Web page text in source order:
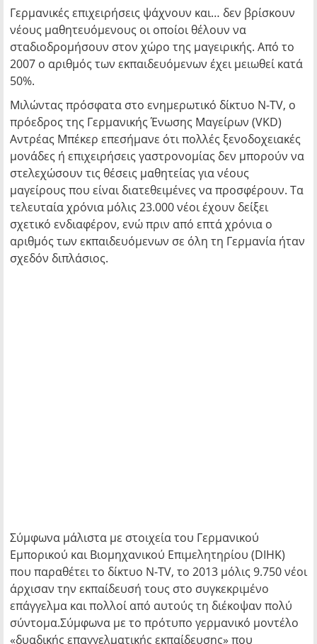
Γερμανικές επιχειρήσεις ψάχνουν και… δεν βρίσκουν
νέους μαθητευόμενους οι οποίοι θέλουν να
σταδιοδρομήσουν στoν χώρο της μαγειρικής. Από το
2007 ο αριθμός των εκπαιδευόμενων έχει μειωθεί κατά
50%.
Μιλώντας πρόσφατα στο ενημερωτικό δίκτυο N-TV, ο
πρόεδρος της Γερμανικής Ένωσης Μαγείρων (VKD)
Αντρέας Μπέκερ επεσήμανε ότι πολλές ξενοδοχειακές
μονάδες ή επιχειρήσεις γαστρονομίας δεν μπορούν να
στελεχώσουν τις θέσεις μαθητείας για νέους
μαγείρους που είναι διατεθειμένες να προσφέρουν. Τα
τελευταία χρόνια μόλις 23.000 νέοι έχουν δείξει
σχετικό ενδιαφέρον, ενώ πριν από επτά χρόνια ο
αριθμός των εκπαιδευόμενων σε όλη τη Γερμανία ήταν
σχεδόν διπλάσιος.
Σύμφωνα μάλιστα με στοιχεία του Γερμανικού
Εμπορικού και Βιομηχανικού Επιμελητηρίου (DIHK)
που παραθέτει το δίκτυο N-TV, το 2013 μόλις 9.750 νέοι
άρχισαν την εκπαίδευσή τους στο συγκεκριμένο
επάγγελμα και πολλοί από αυτούς τη διέκοψαν πολύ
σύντομα.Σύμφωνα με το πρότυπο γερμανικό μοντέλο
«δυαδικής επαγγελματικής εκπαίδευσης» που